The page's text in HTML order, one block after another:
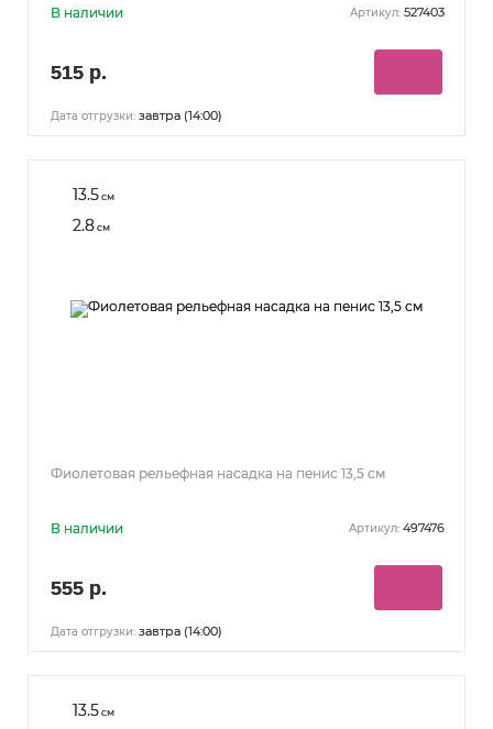
В наличии Артикул: 527403
515 р.
Дата отгрузки: завтра (14:00)
13.5см
2.8см
Фиолетовая рельефная насадка на пенис 13,5 см
В наличии Артикул: 497476
555 р.
Дата отгрузки: завтра (14:00)
13.5см